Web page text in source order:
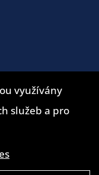
využívány
služeb a pro